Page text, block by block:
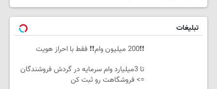
تبلیغات
❗❗200 میلیون وام❗❗ فقط با احراز هویت
تا 3میلیارد وام سرمایه در گردش فروشندگان
=> فروشگاهت رو ثبت کن